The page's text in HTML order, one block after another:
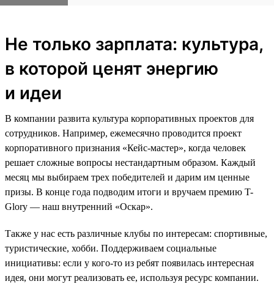
Не только зарплата: культура,
в которой ценят энергию
и идеи
В компании развита культура корпоративных проектов для
сотрудников. Например, ежемесячно проводится проект
корпоративного признания «Кейс-мастер», когда человек
решает сложные вопросы нестандартным образом. Каждый
месяц мы выбираем трех победителей и дарим им ценные
призы. В конце года подводим итоги и вручаем премию T-
Glory — наш внутренний «Оскар».
Также у нас есть различные клубы по интересам: спортивные,
туристические, хобби. Поддерживаем социальные
инициативы: если у кого-то из ребят появилась интересная
идея, они могут реализовать ее, используя ресурс компании.